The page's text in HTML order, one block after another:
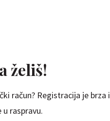
želiš!
račun? Registracija je brza i
raspravu.